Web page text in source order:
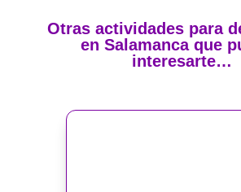
Otras actividades para
en Salamanca que
interesarte…